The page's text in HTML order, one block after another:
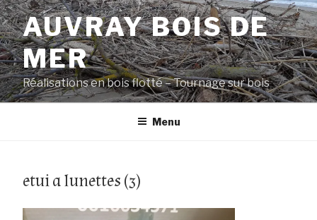
Aller
au
contenu
principal
AUVRAY BOIS DE
MER
Réalisations en bois flotté – Tournage sur bois
Menu
etui a lunettes (3)